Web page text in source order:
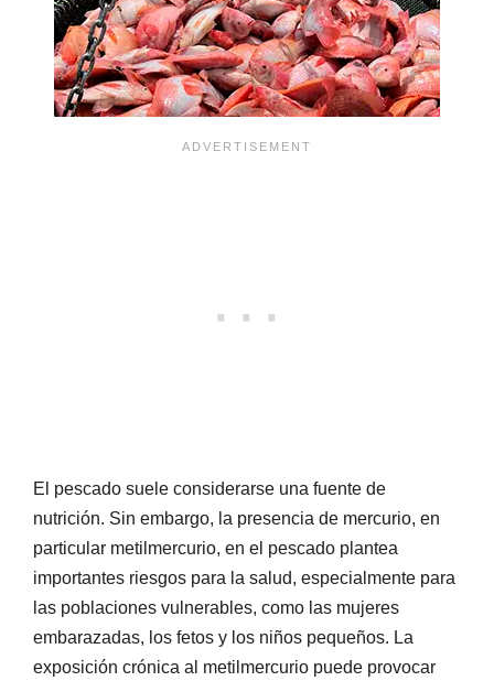
El pescado suele considerarse una fuente de
nutrición. Sin embargo, la presencia de mercurio, en
particular metilmercurio, en el pescado plantea
importantes riesgos para la salud, especialmente para
las poblaciones vulnerables, como las mujeres
embarazadas, los fetos y los niños pequeños. La
exposición crónica al metilmercurio puede provocar